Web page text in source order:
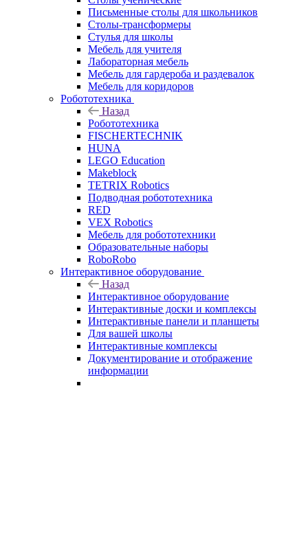
Письменные столы для школьников
Столы-трансформеры
Стулья для школы
Мебель для учителя
Лабораторная мебель
Мебель для гардероба и раздевалок
Мебель для коридоров
Робототехника
Назад
Робототехника
FISCHERTECHNIK
HUNA
LEGO Education
Makeblock
TETRIX Robotics
Подводная робототехника
RED
VEX Robotics
Мебель для робототехники
Образовательные наборы
RoboRobo
Интерактивное оборудование
Назад
Интерактивное оборудование
Интерактивные доски и комплексы
Интерактивные панели и планшеты
Для вашей школы
Интерактивные комплексы
Документирование и отображение
информации